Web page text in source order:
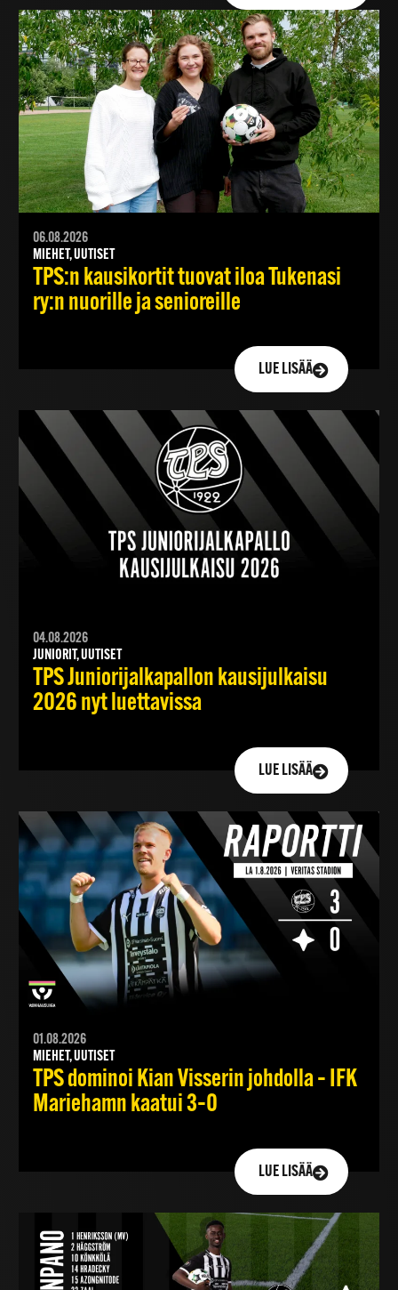
06.08.2026
MIEHET, UUTISET
TPS:n kausikortit tuovat iloa Tukenasi
ry:n nuorille ja senioreille
LUE LISÄÄ
04.08.2026
JUNIORIT, UUTISET
TPS Juniorijalkapallon kausijulkaisu
2026 nyt luettavissa
LUE LISÄÄ
01.08.2026
MIEHET, UUTISET
TPS dominoi Kian Visserin johdolla – IFK
Mariehamn kaatui 3–0
LUE LISÄÄ